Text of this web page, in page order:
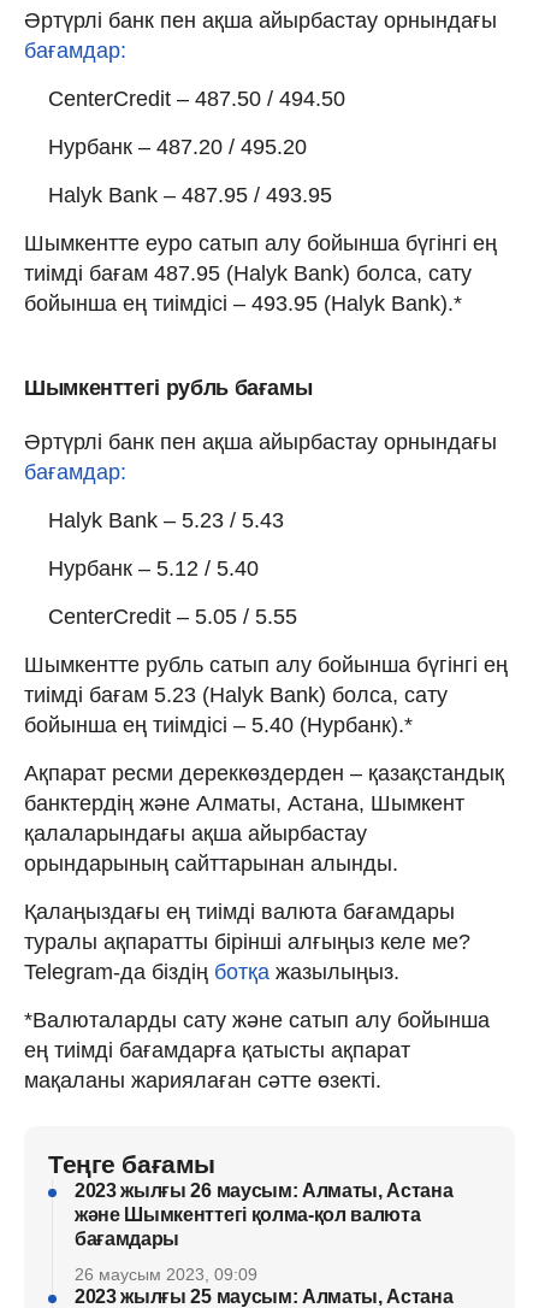
Әртүрлі банк пен ақша айырбастау орнындағы
бағамдар:
CenterCredit – 487.50 / 494.50
Нурбанк – 487.20 / 495.20
Halyk Bank – 487.95 / 493.95
Шымкентте еуро сатып алу бойынша бүгінгі ең
тиімді бағам 487.95 (Halyk Bank) болса, сату
бойынша ең тиімдісі – 493.95 (Halyk Bank).*
Шымкенттегі рубль бағамы
Әртүрлі банк пен ақша айырбастау орнындағы
бағамдар:
Halyk Bank – 5.23 / 5.43
Нурбанк – 5.12 / 5.40
CenterCredit – 5.05 / 5.55
Шымкентте рубль сатып алу бойынша бүгінгі ең
тиімді бағам 5.23 (Halyk Bank) болса, сату
бойынша ең тиімдісі – 5.40 (Нурбанк).*
Ақпарат ресми дереккөздерден – қазақстандық
банктердің және Алматы, Астана, Шымкент
қалаларындағы ақша айырбастау
орындарының сайттарынан алынды.
Қалаңыздағы ең тиімді валюта бағамдары
туралы ақпаратты бірінші алғыңыз келе ме?
Telegram-да біздің ботқа жазылыңыз.
*Валюталарды сату және сатып алу бойынша
ең тиімді бағамдарға қатысты ақпарат
мақаланы жариялаған сәтте өзекті.
Теңге бағамы
2023 жылғы 26 маусым: Алматы, Астана
және Шымкенттегі қолма-қол валюта
бағамдары
26 маусым 2023, 09:09
2023 жылғы 25 маусым: Алматы, Астана